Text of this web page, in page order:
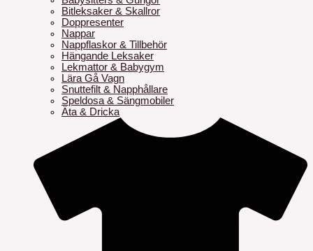
Bitleksaker & Skallror
Doppresenter
Nappar
Nappflaskor & Tillbehör
Hängande Leksaker
Lekmattor & Babygym
Lära Gå Vagn
Snuttefilt & Napphållare
Speldosa & Sängmobiler
Äta & Dricka